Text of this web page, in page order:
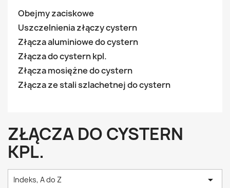
Obejmy zaciskowe
Uszczelnienia złączy cystern
Złącza aluminiowe do cystern
Złącza do cystern kpl.
Złącza mosiężne do cystern
Złącza ze stali szlachetnej do cystern
ZŁĄCZA DO CYSTERN
KPL.
Indeks, A do Z 